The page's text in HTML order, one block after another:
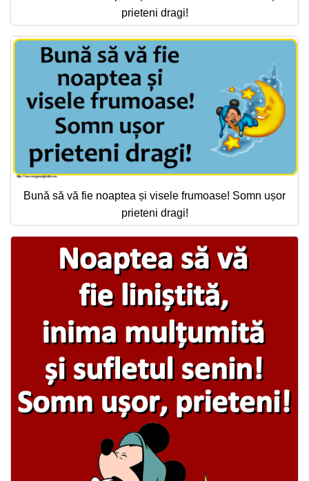
prieteni dragi!
Bună să vă fie noaptea și visele frumoase! Somn ușor
prieteni dragi!